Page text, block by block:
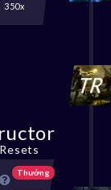
350x
Thưởng